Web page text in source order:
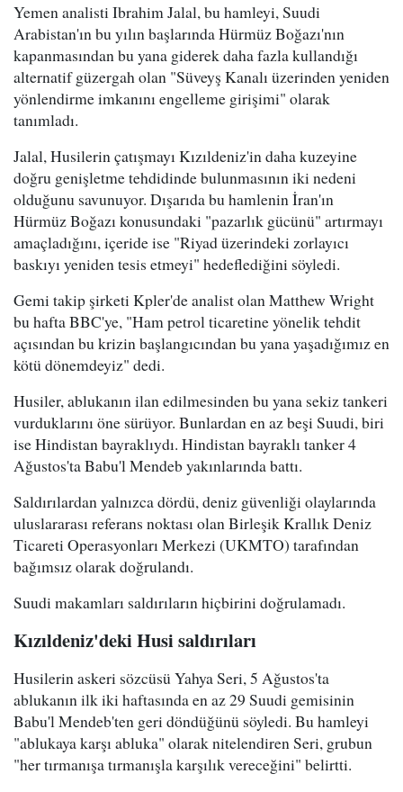
Yemen analisti Ibrahim Jalal, bu hamleyi, Suudi
Arabistan'ın bu yılın başlarında Hürmüz Boğazı'nın
kapanmasından bu yana giderek daha fazla kullandığı
alternatif güzergah olan "Süveyş Kanalı üzerinden yeniden
yönlendirme imkanını engelleme girişimi" olarak
tanımladı.
Jalal, Husilerin çatışmayı Kızıldeniz'in daha kuzeyine
doğru genişletme tehdidinde bulunmasının iki nedeni
olduğunu savunuyor. Dışarıda bu hamlenin İran'ın
Hürmüz Boğazı konusundaki "pazarlık gücünü" artırmayı
amaçladığını, içeride ise "Riyad üzerindeki zorlayıcı
baskıyı yeniden tesis etmeyi" hedeflediğini söyledi.
Gemi takip şirketi Kpler'de analist olan Matthew Wright
bu hafta BBC'ye, "Ham petrol ticaretine yönelik tehdit
açısından bu krizin başlangıcından bu yana yaşadığımız en
kötü dönemdeyiz" dedi.
Husiler, ablukanın ilan edilmesinden bu yana sekiz tankeri
vurduklarını öne sürüyor. Bunlardan en az beşi Suudi, biri
ise Hindistan bayraklıydı. Hindistan bayraklı tanker 4
Ağustos'ta Babu'l Mendeb yakınlarında battı.
Saldırılardan yalnızca dördü, deniz güvenliği olaylarında
uluslararası referans noktası olan Birleşik Krallık Deniz
Ticareti Operasyonları Merkezi (UKMTO) tarafından
bağımsız olarak doğrulandı.
Suudi makamları saldırıların hiçbirini doğrulamadı.
Kızıldeniz'deki Husi saldırıları
Husilerin askeri sözcüsü Yahya Seri, 5 Ağustos'ta
ablukanın ilk iki haftasında en az 29 Suudi gemisinin
Babu'l Mendeb'ten geri döndüğünü söyledi. Bu hamleyi
"ablukaya karşı abluka" olarak nitelendiren Seri, grubun
"her tırmanışa tırmanışla karşılık vereceğini" belirtti.